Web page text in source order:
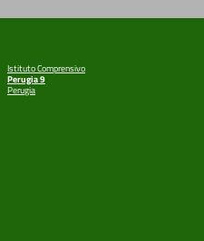
Istituto Comprensivo
Perugia 9
Perugia